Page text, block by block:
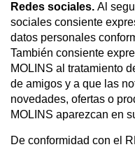
Redes sociales. Al
sociales consiente
datos personales
También consiente
MOLINS al tratamiento
de amigos y a que las
novedades, ofertas o
MOLINS aparezcan en
De conformidad con el